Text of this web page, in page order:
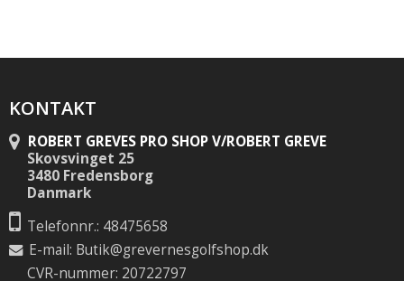
KONTAKT
ROBERT GREVES PRO SHOP V/ROBERT GREVE
Skovsvinget 25
3480 Fredensborg
Danmark
Telefonnr.: 48475658
E-mail: Butik@grevernesgolfshop.dk
CVR-nummer: 20722797